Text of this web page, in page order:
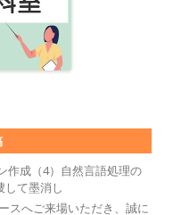
作成（4）自然言語処理の
して墨消し
スへご来場いただき、誠に